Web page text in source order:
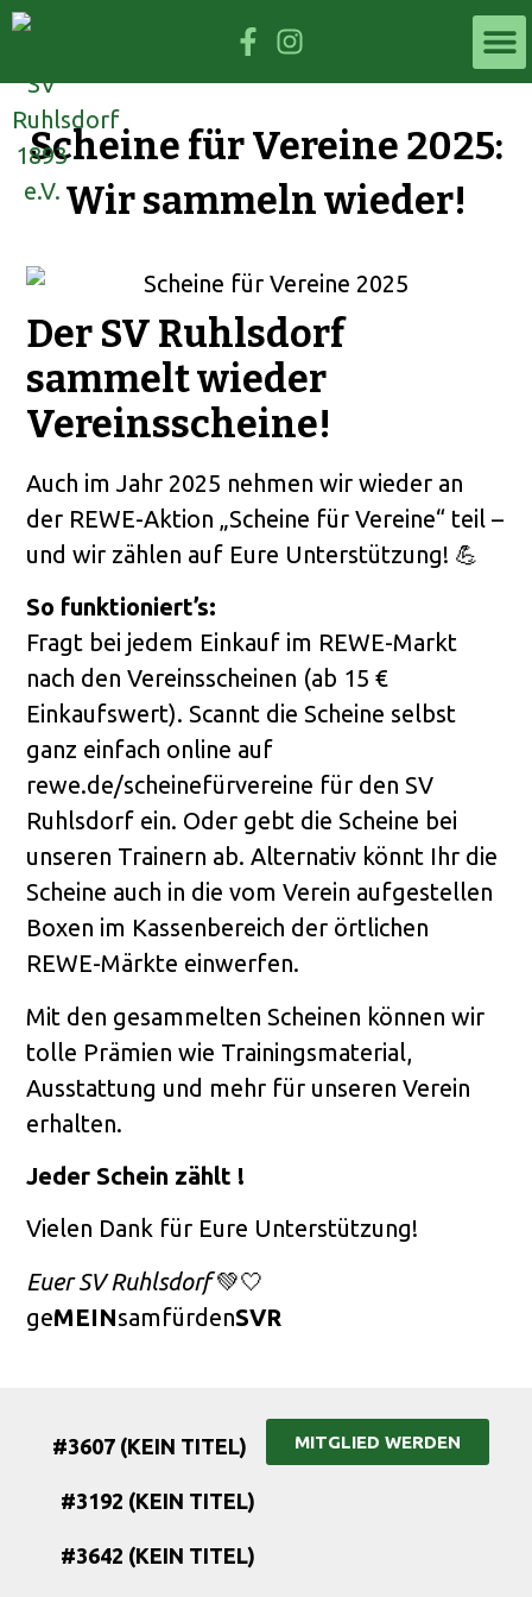
Scheine für Vereine 2025:
Wir sammeln wieder!
Der SV Ruhlsdorf
sammelt wieder
Vereinsscheine!
Auch im Jahr 2025 nehmen wir wieder an
der REWE-Aktion „Scheine für Vereine“ teil –
und wir zählen auf Eure Unterstützung! 💪
So funktioniert’s:
Fragt bei jedem Einkauf im REWE-Markt
nach den Vereinsscheinen (ab 15 €
Einkaufswert). Scannt die Scheine selbst
ganz einfach online auf
rewe.de/scheinefürvereine für den SV
Ruhlsdorf ein. Oder gebt die Scheine bei
unseren Trainern ab. Alternativ könnt Ihr die
Scheine auch in die vom Verein aufgestellen
Boxen im Kassenbereich der örtlichen
REWE-Märkte einwerfen.
Mit den gesammelten Scheinen können wir
tolle Prämien wie Trainingsmaterial,
Ausstattung und mehr für unseren Verein
erhalten.
Jeder Schein zählt !
Vielen Dank für Eure Unterstützung!
EuerSV Ruhlsdorf💚🤍
geMEINsamfürdenSVR
#3607 (KEIN TITEL)
#3192 (KEIN TITEL)
#3642 (KEIN TITEL)
MITGLIED WERDEN